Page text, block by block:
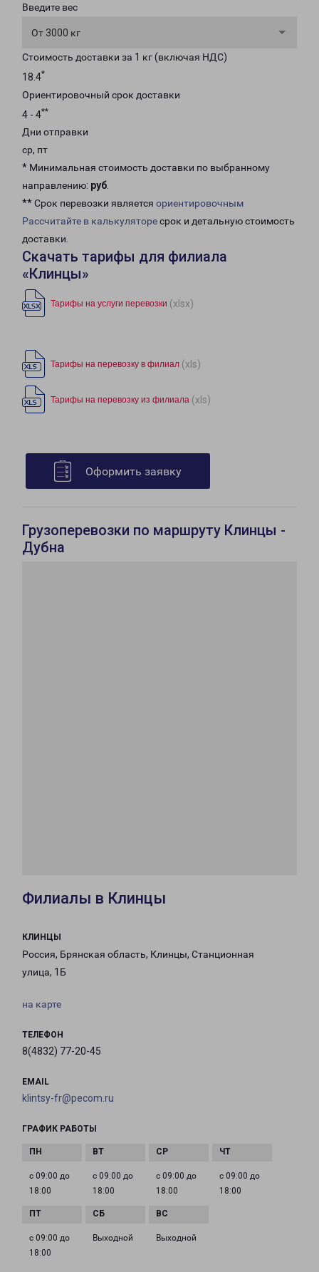
Введите вес
От 3000 кг
Стоимость доставки за 1 кг (включая НДС)
18.4*
Ориентировочный срок доставки
4 - 4**
Дни отправки
ср, пт
* Минимальная стоимость доставки по выбранному
направлению: руб.
** Срок перевозки является ориентировочным
Рассчитайте в калькуляторесрок и детальную стоимость
доставки.
Скачать тарифы для филиала
«Клинцы»
Тарифы на услуги перевозки (xlsx)
Тарифы на перевозку в филиал (xls)
Тарифы на перевозку из филиала (xls)
Оформить заявку
Грузоперевозки по маршруту Клинцы -
Дубна
Филиалы в Клинцы
КЛИНЦЫ
Россия, Брянская область, Клинцы, Станционная
улица, 1Б
на карте
ТЕЛЕФОН
8(4832) 77-20-45
EMAIL
klintsy-fr@pecom.ru
ГРАФИК РАБОТЫ
с 09:00 до
18:00
с 09:00 до
18:00
с 09:00 до
18:00
с 09:00 до
18:00
с 09:00 до
18:00
Выходной Выходной